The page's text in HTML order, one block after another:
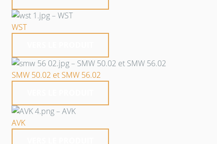
WST
SMW 50.02 et SMW 56.02
AVK